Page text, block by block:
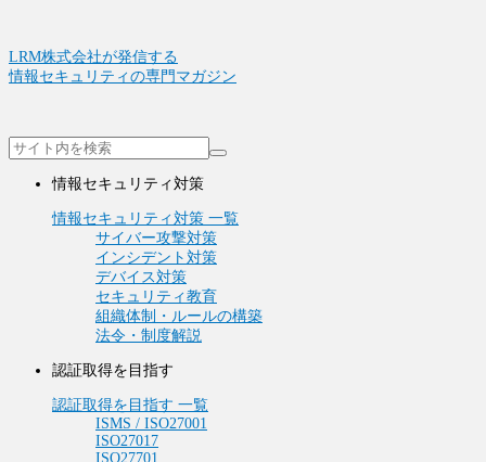
LRM株式会社が発信する
情報セキュリティの専門マガジン
情報セキュリティ対策
情報セキュリティ対策 一覧
サイバー攻撃対策
インシデント対策
デバイス対策
セキュリティ教育
組織体制・ルールの構築
法令・制度解説
認証取得を目指す
認証取得を目指す 一覧
ISMS / ISO27001
ISO27017
ISO27701